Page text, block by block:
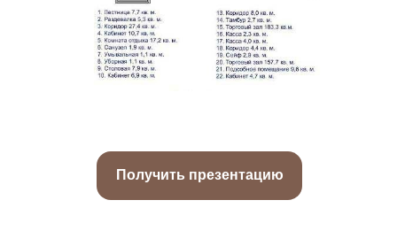
Получить презентацию